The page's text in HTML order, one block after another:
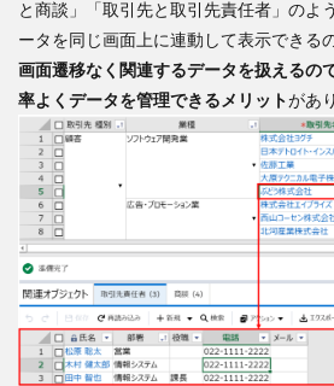
と商談」「取引先と取引先責任者」のよ
ータを同じ画面上に連動して表示できる
画面遷移なく関連するデータを扱えるの
率よくデータを管理できるメリットがあ